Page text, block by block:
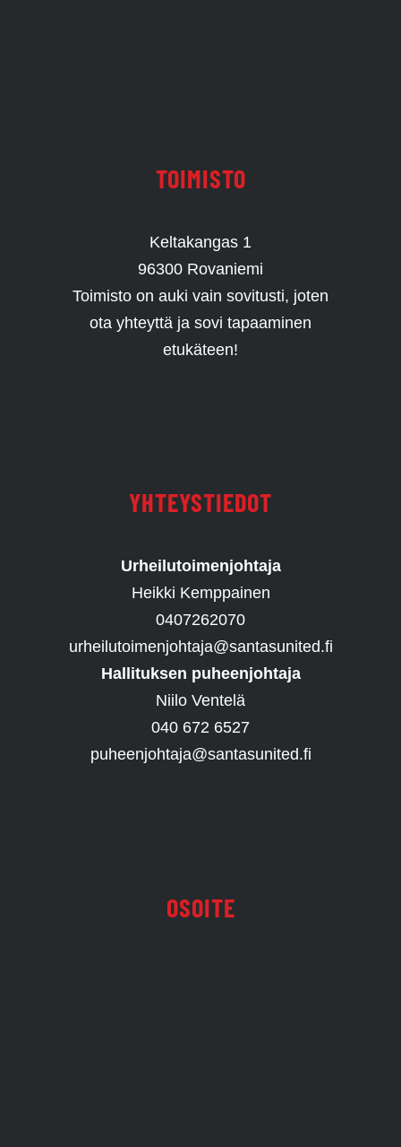
TOIMISTO
Keltakangas 1
96300 Rovaniemi
Toimisto on auki vain sovitusti, joten
ota yhteyttä ja sovi tapaaminen
etukäteen!
YHTEYSTIEDOT
Urheilutoimenjohtaja
Heikki Kemppainen
0407262070
urheilutoimenjohtaja@santasunited.fi
Hallituksen puheenjohtaja
Niilo Ventelä
040 672 6527
puheenjohtaja@santasunited.fi
OSOITE